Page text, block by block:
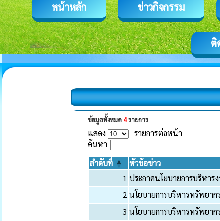
หน้าหลัก ข่าวกิจกรรม
ติ
ข้อมูลทั้งหมด 4รายการ
แสดง
รายการต่อหน้า
ค้นหา
ลำดับที่
หัวข้อข่าว
1 ประกาศนโยบายการบริหา
2 นโยบายการบริหารทรัพยา
3 นโยบายการบริหารทรัพยา